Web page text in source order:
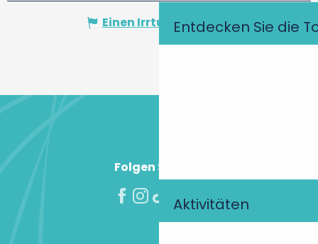
Entdecken Sie die
Aktivitäten
Einen Irrtum angeben
Folgen Sie uns!